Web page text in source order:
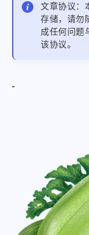
文章协议：
存储，请勿
成任何问题
该协议。